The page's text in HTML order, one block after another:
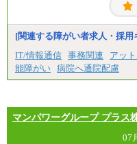
[関連する障がい者求人・採用
IT/情報通信 事務関連 アッ
能障がい 病院へ通院配慮
マンパワーグループ プラス
07